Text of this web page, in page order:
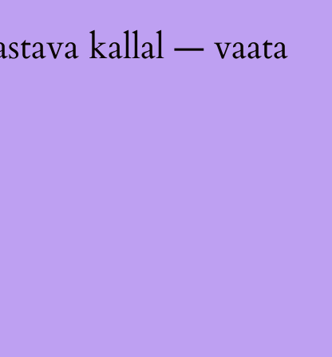
kallal — vaata